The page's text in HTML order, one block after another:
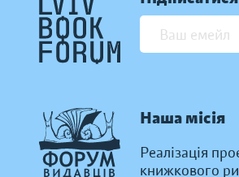
Наша місія
Реалізація
книжкового